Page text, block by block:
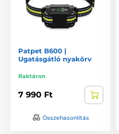
Patpet B600 |
Ugatásgátló nyakörv
Raktáron
7 990 Ft
Összehasonlítás